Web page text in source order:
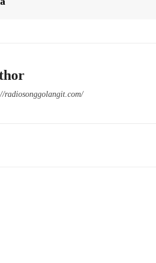
radiosonggolangit.com/